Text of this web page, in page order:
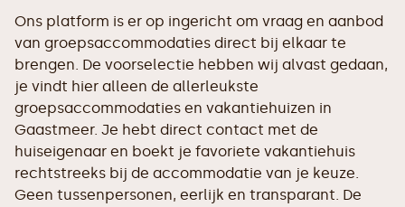
Ons platform is er op ingericht om vraag en aanbod
van groepsaccommodaties direct bij elkaar te
brengen. De voorselectie hebben wij alvast gedaan,
je vindt hier alleen de allerleukste
groepsaccommodaties en vakantiehuizen in
Gaastmeer. Je hebt direct contact met de
huiseigenaar en boekt je favoriete vakantiehuis
rechtstreeks bij de accommodatie van je keuze.
Geen tussenpersonen, eerlijk en transparant. De